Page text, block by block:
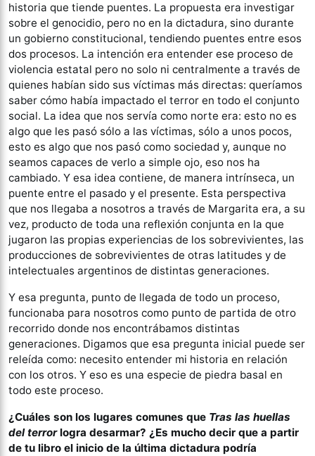
historia que tiende puentes. La propuesta era investigar
sobre el genocidio, pero no en la dictadura, sino durante
un gobierno constitucional, tendiendo puentes entre esos
dos procesos. La intención era entender ese proceso de
violencia estatal pero no solo ni centralmente a través de
quienes habían sido sus víctimas más directas: queríamos
saber cómo había impactado el terror en todo el conjunto
social. La idea que nos servía como norte era: esto no es
algo que les pasó sólo a las víctimas, sólo a unos pocos,
esto es algo que nos pasó como sociedad y, aunque no
seamos capaces de verlo a simple ojo, eso nos ha
cambiado. Y esa idea contiene, de manera intrínseca, un
puente entre el pasado y el presente. Esta perspectiva
que nos llegaba a nosotros a través de Margarita era, a su
vez, producto de toda una reflexión conjunta en la que
jugaron las propias experiencias de los sobrevivientes, las
producciones de sobrevivientes de otras latitudes y de
intelectuales argentinos de distintas generaciones.
Y esa pregunta, punto de llegada de todo un proceso,
funcionaba para nosotros como punto de partida de otro
recorrido donde nos encontrábamos distintas
generaciones. Digamos que esa pregunta inicial puede ser
releída como: necesito entender mi historia en relación
con los otros. Y eso es una especie de piedra basal en
todo este proceso.
¿Cuáles son los lugares comunes que Tras las huellas
del terrorlogra desarmar? ¿Es mucho decir que a partir
de tu libro el inicio de la última dictadura podría